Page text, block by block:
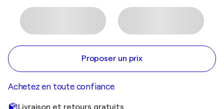
Proposer un prix
Achetez en toute confiance
Livraison et retours gratuits